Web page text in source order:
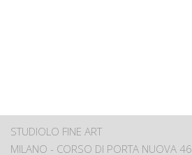
STUDIOLO FINE ART
MILANO - CORSO DI PORTA NUOVA 46